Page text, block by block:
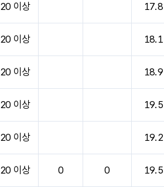
20 이상 17.8
20 이상 18.1
20 이상 18.9
20 이상 19.5
20 이상 19.2
20 이상 0 0 19.5